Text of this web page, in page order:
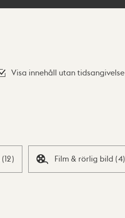
Visa innehåll utan tidsangivelse
(12) Film & rörlig bild (4)